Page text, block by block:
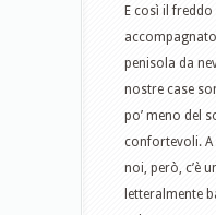
E così il
penisola da
nostre case
po’ meno del
confortevoli. A
noi, però, c’è
letteralmente